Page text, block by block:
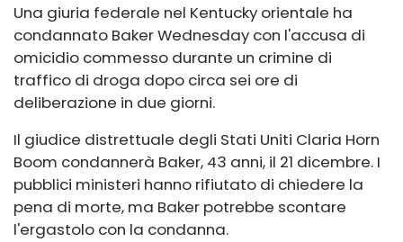
Una giuria federale nel Kentucky orientale ha
condannato Baker Wednesday con l'accusa di
omicidio commesso durante un crimine di
traffico di droga dopo circa sei ore di
deliberazione in due giorni.
Il giudice distrettuale degli Stati Uniti Claria Horn
Boom condannerà Baker, 43 anni, il 21 dicembre. I
pubblici ministeri hanno rifiutato di chiedere la
pena di morte, ma Baker potrebbe scontare
l'ergastolo con la condanna.